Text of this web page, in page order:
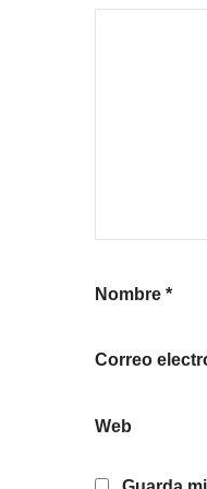
Nombre *
Correo
Web